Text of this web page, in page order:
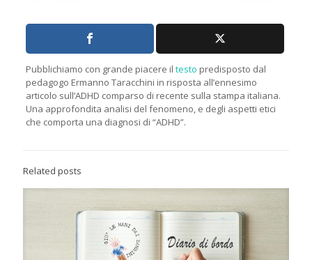
Pubblichiamo con grande piacere il testo predisposto dal
pedagogo Ermanno Taracchini in risposta all’ennesimo
articolo sull’ADHD comparso di recente sulla stampa italiana.
Una approfondita analisi del fenomeno, e degli aspetti etici
che comporta una diagnosi di “ADHD”.
Related posts